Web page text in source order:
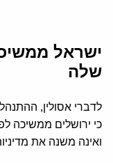
ישראל
שלה
לדברי אסולין,
כי ירושלים ממשיכה
ואינה משנה את